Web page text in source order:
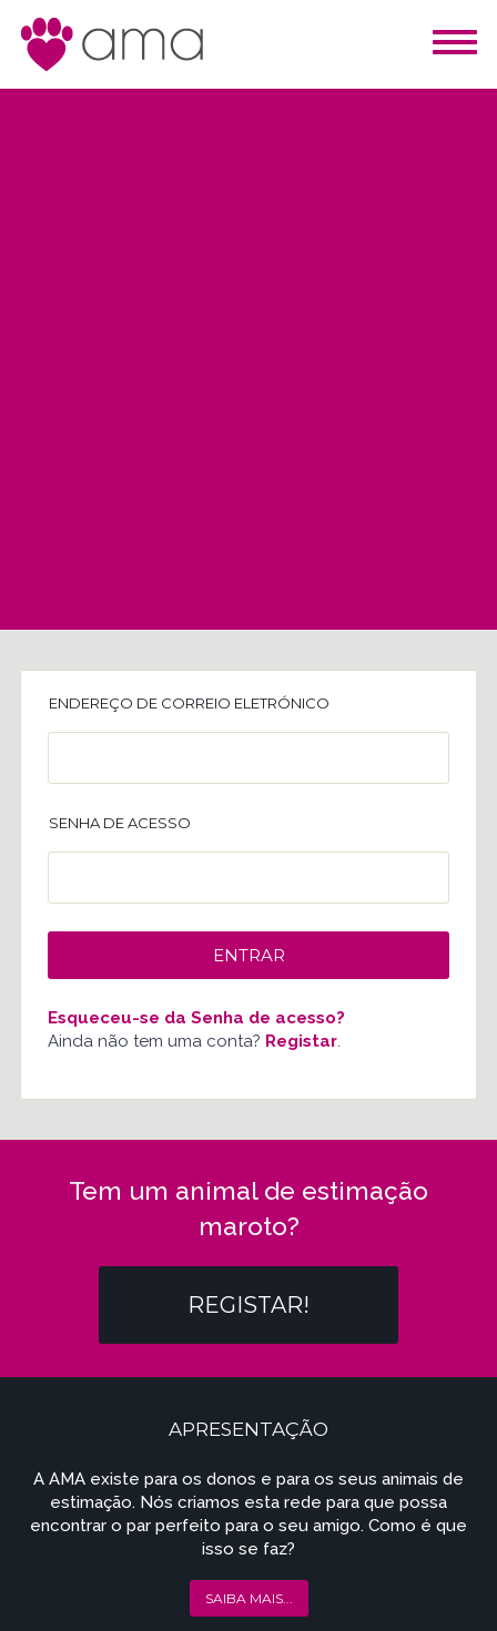
ENDEREÇO DE CORREIO ELETRÓNICO
SENHA DE ACESSO
Esqueceu-se da Senha de acesso?
Ainda não tem uma conta? Registar.
Tem um animal de estimação
maroto?
REGISTAR!
APRESENTAÇÃO
A AMA existe para os donos e para os seus animais de
estimação. Nós criamos esta rede para que possa
encontrar o par perfeito para o seu amigo. Como é que
isso se faz?
SAIBA MAIS...